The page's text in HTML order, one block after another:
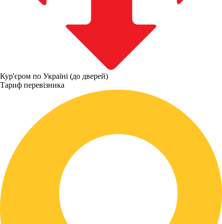
Кур'єром по Україні (до дверей)
Тариф перевізника